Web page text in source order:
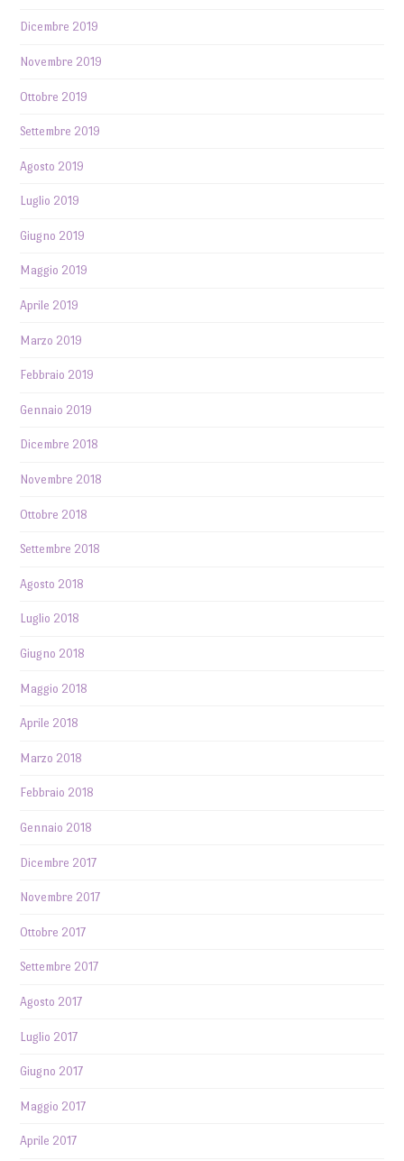
Dicembre 2019
Novembre 2019
Ottobre 2019
Settembre 2019
Agosto 2019
Luglio 2019
Giugno 2019
Maggio 2019
Aprile 2019
Marzo 2019
Febbraio 2019
Gennaio 2019
Dicembre 2018
Novembre 2018
Ottobre 2018
Settembre 2018
Agosto 2018
Luglio 2018
Giugno 2018
Maggio 2018
Aprile 2018
Marzo 2018
Febbraio 2018
Gennaio 2018
Dicembre 2017
Novembre 2017
Ottobre 2017
Settembre 2017
Agosto 2017
Luglio 2017
Giugno 2017
Maggio 2017
Aprile 2017